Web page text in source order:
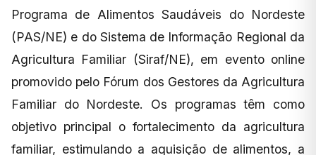
Programa de Alimentos Saudáveis do Nordeste
(PAS/NE) e do Sistema de Informação Regional da
Agricultura Familiar (Siraf/NE), em evento online
promovido pelo Fórum dos Gestores da Agricultura
Familiar do Nordeste. Os programas têm como
objetivo principal o fortalecimento da agricultura
familiar, estimulando a aquisição de alimentos, a